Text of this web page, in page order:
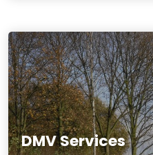
DMV Services